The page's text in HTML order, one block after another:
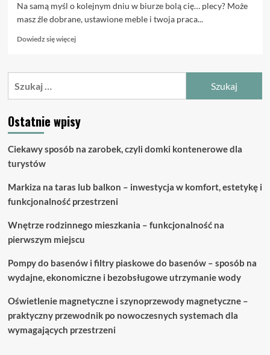
Na samą myśl o kolejnym dniu w biurze bolą cię… plecy? Może
masz źle dobrane, ustawione meble i twoja praca...
Dowiedz się więcejDowiedz
o
w
biurze
Ostatnie wpisy
Ciekawy sposób na zarobek, czyli domki kontenerowe dla
turystów
Markiza na taras lub balkon – inwestycja w komfort, estetykę i
funkcjonalność przestrzeni
Wnętrze rodzinnego mieszkania – funkcjonalność na
pierwszym miejscu
Pompy do basenów i filtry piaskowe do basenów – sposób na
wydajne, ekonomiczne i bezobsługowe utrzymanie wody
Oświetlenie magnetyczne i szynoprzewody magnetyczne –
praktyczny przewodnik po nowoczesnych systemach dla
wymagających przestrzeni